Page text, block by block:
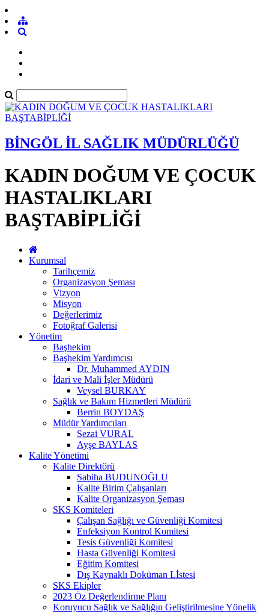
BİNGÖL İL SAĞLIK MÜDÜRLÜĞÜ
KADIN DOĞUM VE ÇOCUK
HASTALIKLARI
BAŞTABİPLİĞİ
Kurumsal
Tarihçemiz
Organizasyon Şeması
Vizyon
Misyon
Değerlerimiz
Fotoğraf Galerisi
Yönetim
Başhekim
Başhekim Yardımcısı
Dr. Muhammed AYDIN
İdari ve Mali İşler Müdürü
Veysel BURKAY
Sağlık ve Bakım Hizmetleri Müdürü
Berrin BOYDAŞ
Müdür Yardımcıları
Sezai VURAL
Ayşe BAYLAS
Kalite Yönetimi
Kalite Direktörü
Sabiha BUDUNOĞLU
Kalite Birim Çalışanları
Kalite Organizasyon Şeması
SKS Komiteleri
Çalışan Sağlığı ve Güvenliği Komitesi
Enfeksiyon Kontrol Komitesi
Tesis Güvenliği Komitesi
Hasta Güvenliği Komitesi
Eğitim Komitesi
Dış Kaynaklı Doküman Lİstesi
SKS Ekipler
2023 Öz Değerlendirme Planı
Koruyucu Sağlık ve Sağlığın Geliştirilmesine Yönelik